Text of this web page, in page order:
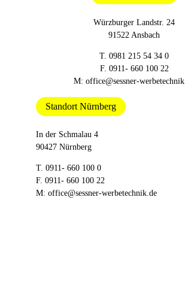
Würzburger Landstr. 24
91522 Ansbach
T. 0981 215 54 34 0
F. 0911- 660 100 22
M: office@sessner-
Standort Nürnberg
In der Schmalau 4
90427 Nürnberg
T. 0911- 660 100 0
F. 0911- 660 100 22
M: office@sessner-werbetechnik.de